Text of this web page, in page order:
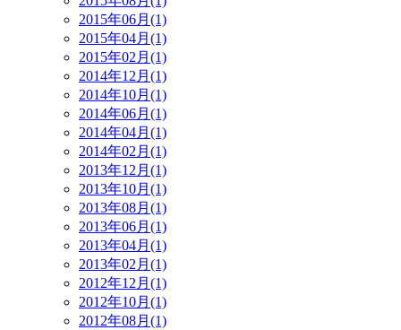
2015年06月(1)
2015年04月(1)
2015年02月(1)
2014年12月(1)
2014年10月(1)
2014年06月(1)
2014年04月(1)
2014年02月(1)
2013年12月(1)
2013年10月(1)
2013年08月(1)
2013年06月(1)
2013年04月(1)
2013年02月(1)
2012年12月(1)
2012年10月(1)
2012年08月(1)